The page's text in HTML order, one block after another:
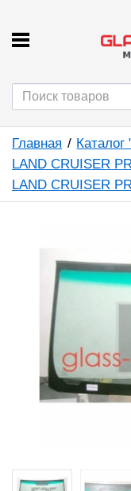
Главная
LAND CRUISER
LAND CRUISER